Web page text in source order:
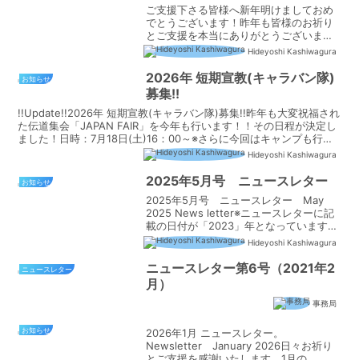
ご支援下さる皆様へ新年明けましておめ
でとうございます！昨年も皆様のお祈り
とご支援を本当にありがとうございまし
た。今年もどうぞ宜しくお願い致しま
す。さて、2025年1月のニュースレター
が出来ました。どうぞご一読くださり、
お祈りをお願い致します...
Hideyoshi Kashiwagura
お知らせ
2026年 短期宣教(キャラバン隊)
募集!!
!!Update!!2026年 短期宣教(キャラバン隊)募集!!昨年も大変祝福され
た伝道集会「JAPAN FAIR」を今年も行います！！その日程が決定し
ました！日時：7月18日(土)16：00～※さらに今回はキャンプも行い
Hideyoshi Kashiwagura
お知らせ 2025年5月号 ニュースレター
2025年5月号 ニュースレター May
2025 News letter※ニュースレターに記
載の日付が「2023」年となっています
が、誤りです。 正しくは「2025」年で
す。また最後の記載で「戦教」となって
いますがそれも誤 りです。正し...
Hideyoshi Kashiwagura
ニュースレター
ニュースレター第6号（2021年2
月）
事務局
お知らせ
2026年1月 ニュースレター。
Newsletter January 2026日々お祈り